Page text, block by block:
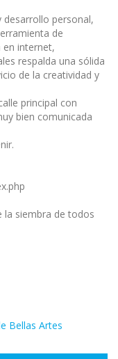
desarrollo personal,
de
en internet,
respalda una sólida
de la creatividad y
principal con
bien comunicada
la siembra de todos
Bellas Artes